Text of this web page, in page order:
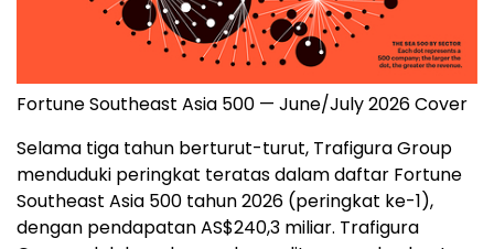
Fortune Southeast Asia 500 — June/July 2026 Cover
Selama tiga tahun berturut-turut, Trafigura Group
menduduki peringkat teratas dalam daftar Fortune
Southeast Asia 500 tahun 2026 (peringkat ke-1),
dengan pendapatan AS$240,3 miliar. Trafigura